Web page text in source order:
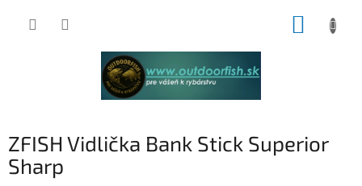
ZFISH Vidlička Bank Stick Superior
Sharp